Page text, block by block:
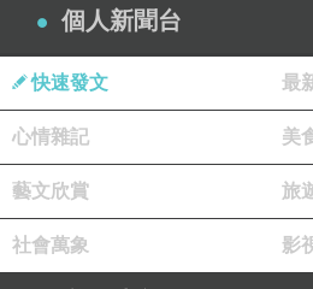
個人新聞台
快速發文 最
心情雜記 美
藝文欣賞 旅
社會萬象 影